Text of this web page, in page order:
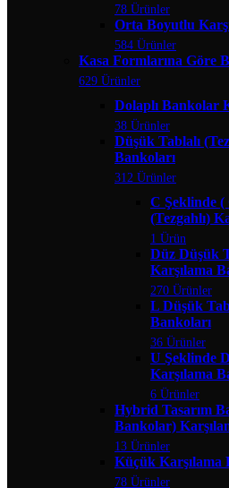
78 Ürünler
Orta Boyutlu
584 Ürünler
Kasa Formlarına Göre
629 Ürünler
Dolaplı Bankolar
38 Ürünler
Düşük Tablalı
Bankoları
312 Ürünler
C Şeklinde (
(Tezgahlı)
1 Ürün
Düz Düşük
Karşılama
270 Ürünler
L Düşük
Bankoları
36 Ürünler
U Şeklinde
Karşılama
6 Ürünler
Hybrid Tasarım
Bankolar)
13 Ürünler
Küçük Karşılama
78 Ürünler